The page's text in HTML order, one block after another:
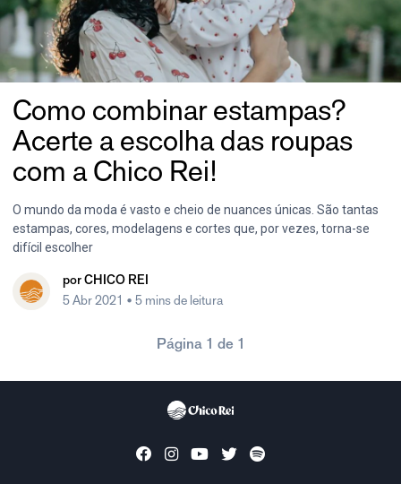
Como combinar estampas?
Acerte a escolha das roupas
com a Chico Rei!
O mundo da moda é vasto e cheio de nuances únicas. São tantas
estampas, cores, modelagens e cortes que, por vezes, torna-se
difícil escolher
por CHICO REI
5 Abr 2021 • 5 mins de leitura
Página 1 de 1